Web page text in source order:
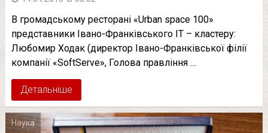
В громадському ресторані «Urban space 100»
представники Івано-Франківського ІТ – кластеру:
Любомир Ходак (директор Івано­-Франківської філії
компанії «SoftServe», Голова правління …
Детальніше
Наука